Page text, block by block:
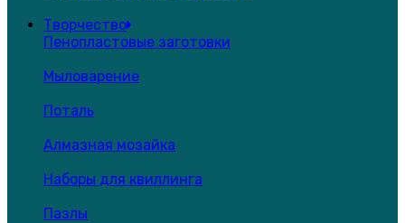
Творчество
Пенопластовые заготовки
Мыловарение
Поталь
Алмазная мозайка
Наборы для квиллинга
Пазлы